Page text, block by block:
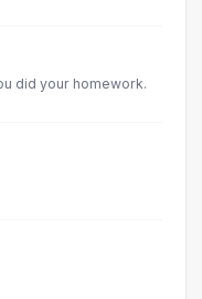
did your homework.